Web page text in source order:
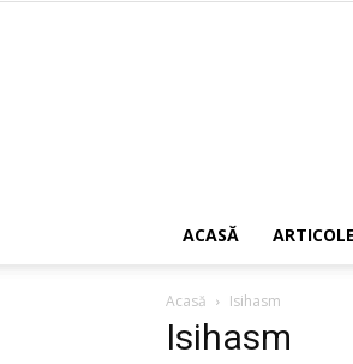
ACASĂ
Acasă Isihasm
Isihasm